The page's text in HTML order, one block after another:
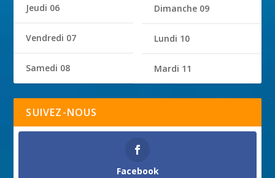
Jeudi 06
Vendredi 07
Samedi 08
Dimanche 09
Lundi 10
Mardi 11
SUIVEZ-NOUS
Facebook